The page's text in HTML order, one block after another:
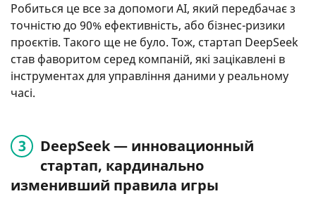
Робиться це все за допомоги AI, який передбачає з
точністю до 90% ефективність, або бізнес-ризики
проєктів. Такого ще не було. Тож, стартап DeepSeek
став фаворитом серед компаній, які зацікавлені в
інструментах для управління даними у реальному
часі.
DeepSeek — инновационный
стартап, кардинально
изменивший правила игры